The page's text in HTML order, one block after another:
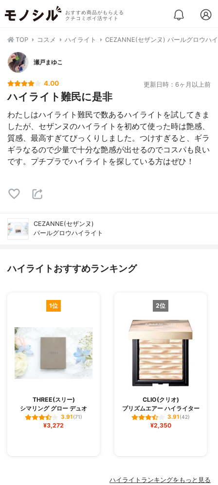
おすすめ商品がもらえる
クチコミポイ活サイト
TOP コスメ ハイライト CEZANNE(セザンヌ) パールグロウハ
瀬戸まゆこ
4.00 更新日時：6ヶ月以上前
ハイライト難民に是非
わたしはハイライト難民で数あるハイライトを試してきま
したが、セザンヌのハイライトを初めて使った時は艶感、
質感、最高すぎてびっくりしました。つけすぎると、ギラ
ギラなるので少量で十分な艶感が出せるのでコスパも良い
です。プチプラでハイライトを探している方はぜひ！
CEZANNE(セザンヌ)
パールグロウハイライト
ハイライトおすすめランキング
1位
THREE(スリー)
シマリング グロー デュオ
3.91(71)
¥3,272
2位
CLIO(クリオ)
プリズムエアー ハイライター
3.91(42)
¥2,350
ハイライトランキングをもっと見る